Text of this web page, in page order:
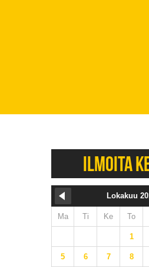
ILMOITA
Lokakuu
Ma Ti Ke To
1
5 6 7 8